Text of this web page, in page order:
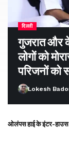
दिल्ली
गुजरात और
लोगों को
परिजनों को
Lokesh
ओलंपस हाई के इंटर-हाउस